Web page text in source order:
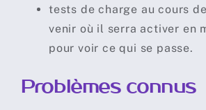
tests de charge au cours
venir où il serra activer en
pour voir ce qui se passe.
Problèmes connus